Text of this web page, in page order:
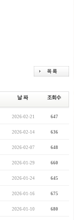
2026-02-21 647
2026-02-14 636
2026-02-07 648
2026-01-29 660
2026-01-24 645
2026-01-16 675
2026-01-10 680